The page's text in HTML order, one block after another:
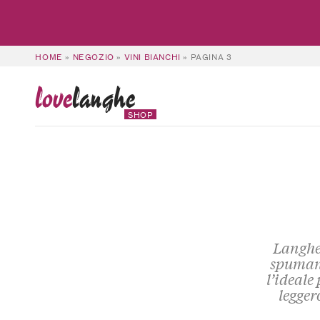
HOME » NEGOZIO » VINI BIANCHI » PAGINA 3
lovelanghe
SHOP